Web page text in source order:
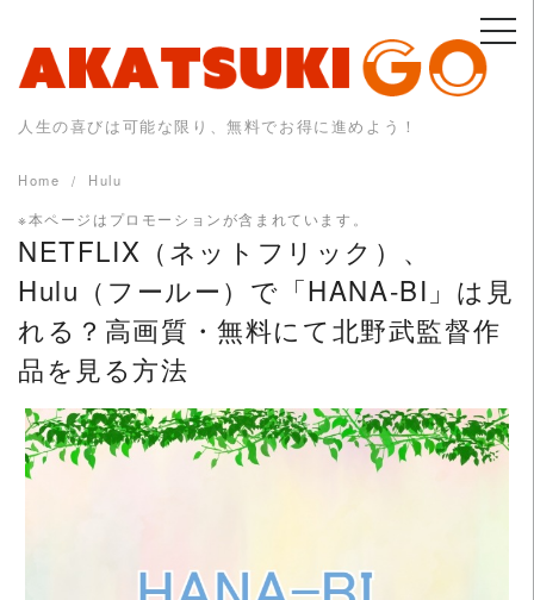
content
人生の喜びは可能な限り、無料でお得に進めよう！
Home Hulu
※本ページはプロモーションが含まれています。
NETFLIX（ネットフリック）、
Hulu（フールー）で「HANA-BI」は見
れる？高画質・無料にて北野武監督作
品を見る方法